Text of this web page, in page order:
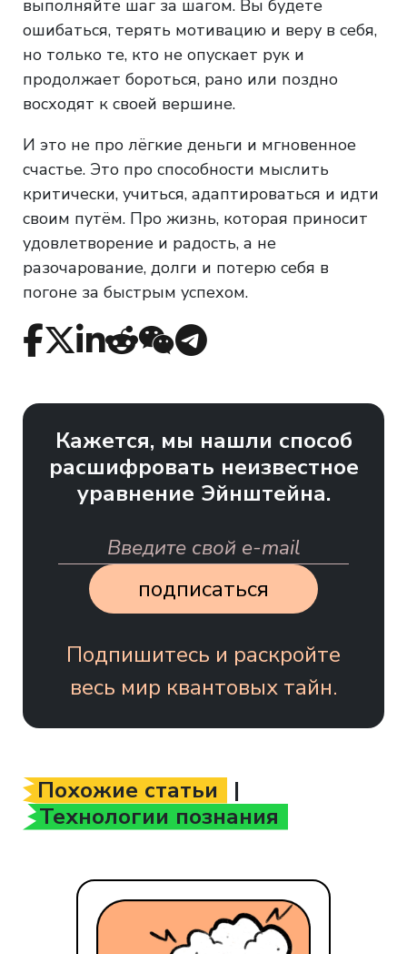
выполняйте шаг за шагом. Вы будете
ошибаться, терять мотивацию и веру в себя,
но только те, кто не опускает рук и
продолжает бороться, рано или поздно
восходят к своей вершине.
И это не про лёгкие деньги и мгновенное
счастье. Это про способности мыслить
критически, учиться, адаптироваться и идти
своим путём. Про жизнь, которая приносит
удовлетворение и радость, а не
разочарование, долги и потерю себя в
погоне за быстрым успехом.
Кажется, мы нашли способ
расшифровать неизвестное
уравнение Эйнштейна.
подписаться
Подпишитесь и раскройте
весь мир квантовых тайн.
Похожие статьи
|
Технологии познания